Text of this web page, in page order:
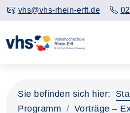
vhs@vhs-rhein-erft.de
Sie befinden sich hier:
Programm
Vorträge –